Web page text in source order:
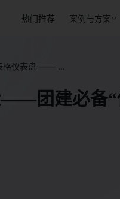
热门推荐 案例与方案
多维表格仪表盘 —— 团建必备 “你比我猜” 神器 - 飞书官网
团建必备“